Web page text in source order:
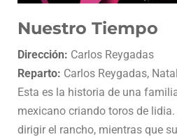
Nuestro Tiempo
Dirección: Carlos Reygadas
Reparto: Carlos Reygadas,
Esta es la historia de una
mexicano criando toros de
dirigir el rancho, mientras que